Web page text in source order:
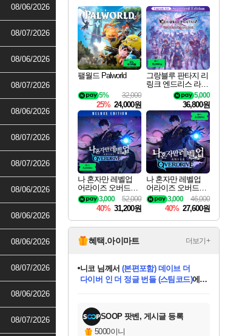
08/06/2026
08/07/2026
08/06/2026
08/07/2026
08/06/2026
08/07/2026
08/07/2026
08/06/2026
08/06/2026
08/06/2026
08/07/2026
08/06/2026
08/07/2026
최대 90% 할인가를 만나보세요!
네이버혜택과 함께 만나보세요!
50%할인&추가 적립까지!
이니&베니 혜택까지!
네이버 혜택가와 함께 예약하세요!
할인&네이버혜택으로 만나보세요!
네이버페이 혜택과 만나보세요!
40주년 프로모션으로 만나보세요!
할인가에 만나보세요!
일부 에디션 상시 할인!
혜택으로 예약 판매 중
편안하게 충전하세요
팰월드 Palworld
32,000
5%
25% 24,000원
그랑블루 판타지 리
링크 엔드리스 라그
나로크 업그레이드
킷 Granblue Fantasy
Relink Endless Ragn
arok Upgrade Kit DL
C
5,000
36,800원
나 혼자만 레벨업
어라이즈 오버드라
이브 디럭스 에디션
Solo Leveling Arise
Overdrive Deluxe Edi
tion
52,000
3,000
40% 31,200원
나 혼자만 레벨업
어라이즈 오버드라
이브 Solo Leveling A
rise
46,000
3,000
40% 27,600원
혜택.아이마트 더보기+
교환.
당첨되셨습니다.
니코님께서 (본편포함) 데이브 더
다이버 인 더 정글 번들 (스팀코드)에
당첨되셨습니다.
당첨되셨습니다.
당첨되셨습니다.
당첨되셨습니다.
당첨되셨습니다.
에디션 (스팀코드) 를 교환.
당첨되셨습니다.
SOOP 팟벤, 게시글 등록
5000이니